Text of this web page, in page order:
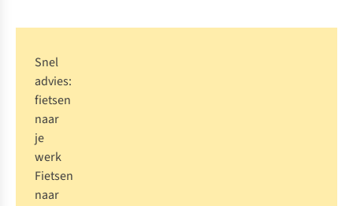
Snel
advies:
fietsen
naar
je
werk
Fietsen
naar